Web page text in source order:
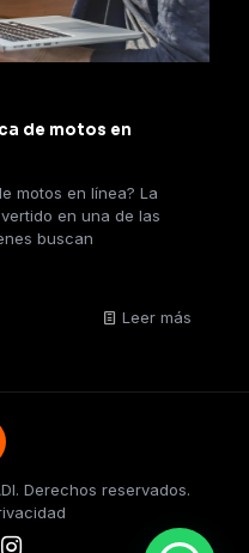
de motos en
motos en línea? La
en una de las
buscan
Leer más
Derechos reservados.